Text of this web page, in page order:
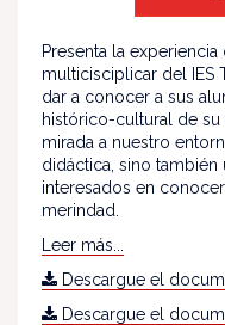
Presenta la
multicisciplicar del IES
dar a conocer a sus
histórico-cultural de su
mirada a nuestro
didáctica, sino
interesados en
merindad.
Leer más...
Descargue el
Descargue el